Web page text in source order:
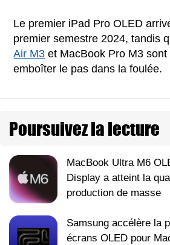
Le premier iPad Pro OLED
premier semestre 2024, tandis
Air M3 et MacBook Pro M3 sont
emboîter le pas dans la foulée.
Poursuivez la lecture
MacBook Ultra M6
Display a atteint la
production de masse
Samsung accélère la
écrans OLED pour